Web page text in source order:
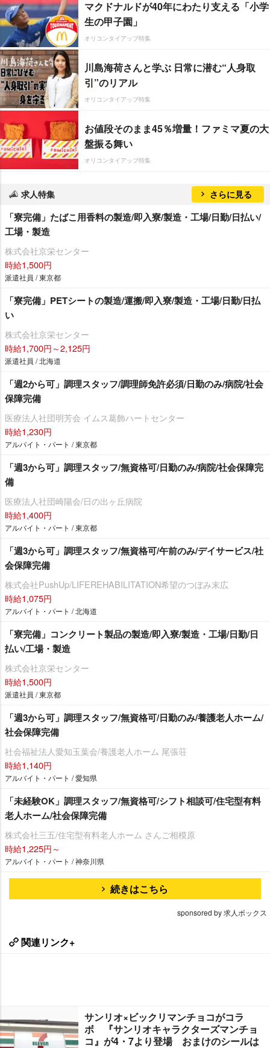
マクドナルドが40年にわたり支える「小学
生の甲子園」
オリコンタイアップ特集
川島海荷さんと学ぶ 日常に潜む“人身取
引”のリアル
オリコンタイアップ特集
お値段そのまま45％増量！ファミマ夏の大
盤振る舞い
オリコンタイアップ特集
求人特集 さらに見る
「寮完備」たばこ用香料の製造/即入寮/製造・工場/日勤/日払い/
工場・製造
株式会社京栄センター
時給1,500円
派遣社員 / 東京都
「寮完備」PETシートの製造/運搬/即入寮/製造・工場/日勤/日払
い
株式会社京栄センター
時給1,700円～2,125円
派遣社員 / 北海道
「週2から可」調理スタッフ/調理師免許必須/日勤のみ/病院/社会
保障完備
医療法人社団明芳会 イムス葛飾ハートセンター
時給1,230円
アルバイト・パート / 東京都
「週3から可」調理スタッフ/無資格可/日勤のみ/病院/社会保障完
備
医療法人社団崎陽会/日の出ヶ丘病院
時給1,400円
アルバイト・パート / 東京都
「週3から可」調理スタッフ/無資格可/午前のみ/デイサービス/社
会保障完備
株式会社PushUp/LIFEREHABILITATION希望のつぼみ末広
時給1,075円
アルバイト・パート / 北海道
「寮完備」コンクリート製品の製造/即入寮/製造・工場/日勤/日
払い/工場・製造
株式会社京栄センター
時給1,500円
派遣社員 / 東京都
「週3から可」調理スタッフ/無資格可/日勤のみ/養護老人ホーム/
社会保障完備
社会福祉法人愛知玉葉会/養護老人ホーム 尾張荘
時給1,140円
アルバイト・パート / 愛知県
「未経験OK」調理スタッフ/無資格可/シフト相談可/住宅型有料
老人ホーム/社会保障完備
株式会社三五/住宅型有料老人ホーム さんご相模原
時給1,225円～
アルバイト・パート / 神奈川県
続きはこちら
sponsored by 求人ボックス
関連リンク+
サンリオ×ビックリマンチョコがコラ
ボ 『サンリオキャラクターズマンチョ
コ』が4・7より登場 おまけのシールは